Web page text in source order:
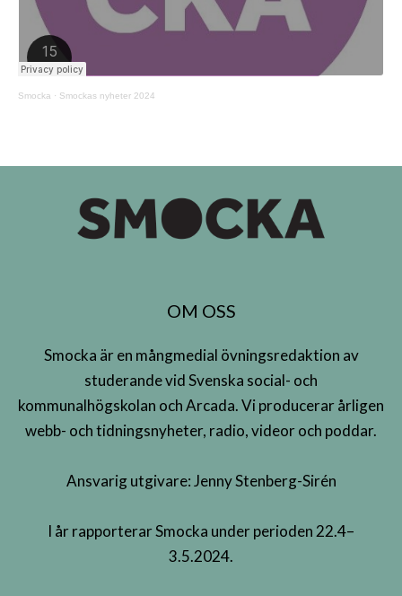
Smocka · Smockas nyheter 2024
OM OSS
Smocka är en mångmedial övningsredaktion av
studerande vid Svenska social- och
kommunalhögskolan och Arcada. Vi producerar årligen
webb- och tidningsnyheter, radio, videor och poddar.
Ansvarig utgivare: Jenny Stenberg-Sirén
I år rapporterar Smocka under perioden 22.4–
3.5.2024.